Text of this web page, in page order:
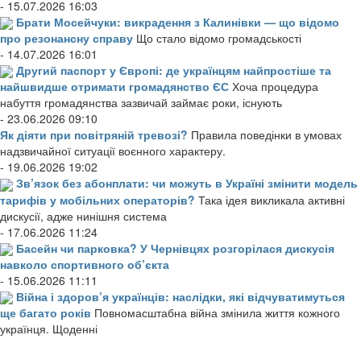
- 15.07.2026 16:03
Брати Мосейчуки: викрадення з Калинівки — що відомо
про резонансну справу Що стало відомо громадськості
- 14.07.2026 16:01
Другий паспорт у Європі: де українцям найпростіше та
найшвидше отримати громадянство ЄС Хоча процедура
набуття громадянства зазвичай займає роки, існують
- 23.06.2026 09:10
Як діяти при повітряній тревозі? Правила поведінки в умовах
надзвичайної ситуації воєнного характеру.
- 19.06.2026 19:02
Зв’язок без абонплати: чи можуть в Україні змінити модель
тарифів у мобільних операторів? Така ідея викликала активні
дискусії, адже нинішня система
- 17.06.2026 11:24
Басейн чи парковка? У Чернівцях розгорілася дискусія
навколо спортивного об’єкта
- 15.06.2026 11:11
Війна і здоров’я українців: наслідки, які відчуватимуться
ще багато років Повномасштабна війна змінила життя кожного
українця. Щоденні